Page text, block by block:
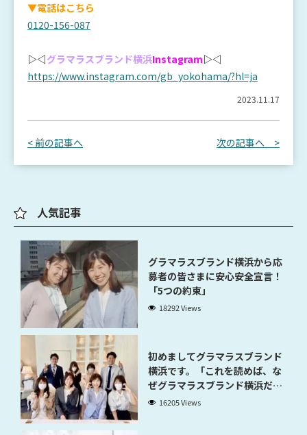
▼電話はこちら
0120-156-087
▷◁グラマラスブランド横浜Instagram▷◁
https://www.instagram.com/gb_yokohama/?hl=ja
2023.11.17
< 前の記事へ 次の記事へ >
人気記事
グラマラスブランド横浜から応
募者の皆さまに安心安全宣言！
「5つの約束」
18292 Views
初めましてグラマラスブランド
横浜です。「これを読めば、な
ぜグラマラスブランド横浜だと
稼げるのかが分かります」
16205 Views